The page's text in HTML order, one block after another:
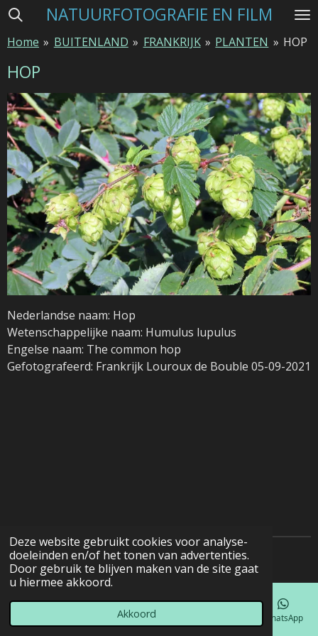
Deze website gebruikt cookies voor analyse-
doeleinden en/of het tonen van advertenties.
Door gebruik te blijven maken van de site gaat
u hiermee akkoord.
Akkoord
Ga
naar
de
NATUURFOTOGRAFIE EN FILM
Home » BUITENLAND » FRANKRIJK » PLANTEN » HOP
HOP
Nederlandse naam: Hop
Wetenschappelijke naam: Humulus lupulus
Engelse naam: The common hop
Gefotografeerd: Frankrijk Louroux de Bouble 05-09-2021
© 2022 - 2026 Natuurfotografie
Telefoonnummer WhatsApp